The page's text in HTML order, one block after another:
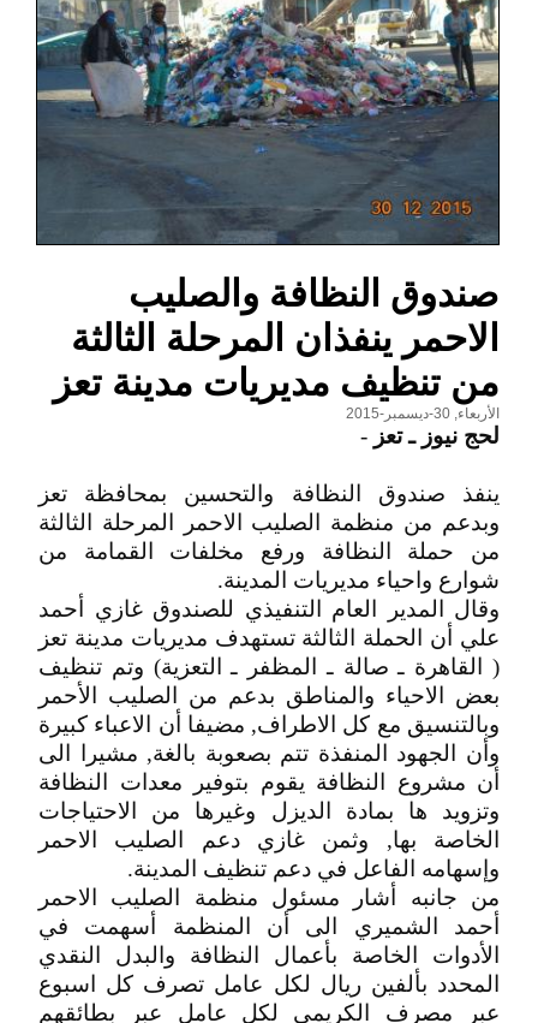
صندوق النظافة والصليب
الاحمر ينفذان المرحلة الثالثة
من تنظيف مديريات مدينة تعز
الأربعاء, 30-ديسمبر-2015
لحج نيوز ـ تعز -
ينفذ صندوق النظافة والتحسين بمحافظة تعز
وبدعم من منظمة الصليب الاحمر المرحلة الثالثة
من حملة النظافة ورفع مخلفات القمامة من
شوارع واحياء مديريات المدينة.
وقال المدير العام التنفيذي للصندوق غازي أحمد
علي أن الحملة الثالثة تستهدف مديريات مدينة تعز
( القاهرة ـ صالة ـ المظفر ـ التعزية) وتم تنظيف
بعض الاحياء والمناطق بدعم من الصليب الأحمر
وبالتنسيق مع كل الاطراف, مضيفا أن الاعباء كبيرة
وأن الجهود المنفذة تتم بصعوبة بالغة, مشيرا الى
أن مشروع النظافة يقوم بتوفير معدات النظافة
وتزويد ها بمادة الديزل وغيرها من الاحتياجات
الخاصة بها, وثمن غازي دعم الصليب الاحمر
وإسهامه الفاعل في دعم تنظيف المدينة.
من جانبه أشار مسئول منظمة الصليب الاحمر
أحمد الشميري الى أن المنظمة أسهمت في
الأدوات الخاصة بأعمال النظافة والبدل النقدي
المحدد بألفين ريال لكل عامل تصرف كل اسبوع
عبر مصرف الكريمي لكل عامل عبر بطائقهم